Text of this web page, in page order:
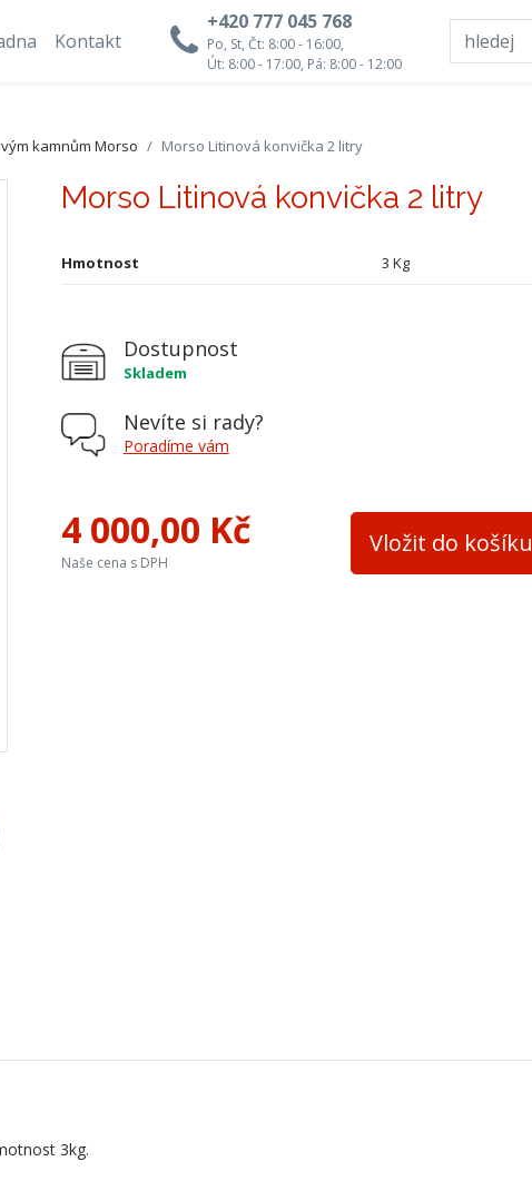
+420 777 045 768
Po, St, Čt: 8:00 - 16:00,
Út: 8:00 - 17:00, Pá: 8:00 - 12:00
Kontakt
kamnům Morso Morso Litinová konvička 2 litry
Morso Litinová konvička 2 litry
Hmotnost 3 Kg
Dostupnost
Skladem
Nevíte si rady?
Poradíme vám
4 000,00 Kč
Naše cena s DPH
Vložit do košíku
3kg.